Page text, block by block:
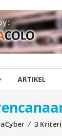
ARTIKEL
⁄ 3